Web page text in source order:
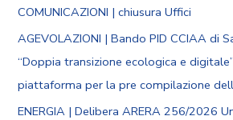
COMUNICAZIONI | chiusura Uffici
AGEVOLAZIONI | Bando PID CCIAA di
“Doppia transizione ecologica e
piattaforma per la pre compilazione
ENERGIA | Delibera ARERA 256/2026